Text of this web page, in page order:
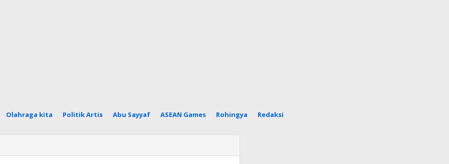
Olahraga kita Politik Artis Abu Sayyaf ASEAN Games Rohingya Redaksi